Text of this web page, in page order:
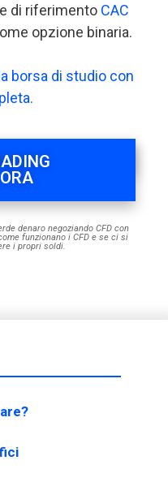
di riferimento CAC
opzione binaria.
borsa di studio con
denaro negoziando CFD con
funzionano i CFD e se ci si
i propri soldi.